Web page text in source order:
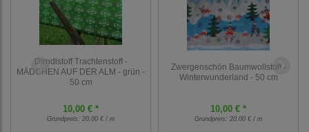
Dirndlstoff Trachtenstoff -
MÄDCHEN AUF DER ALM - grün -
50 cm
10,00 € *
Grundpreis: 20,00 € / m
Zwergenschön Baumwollstoff -
Winterwunderland - 50 cm
10,00 € *
Grundpreis: 20,00 € / m